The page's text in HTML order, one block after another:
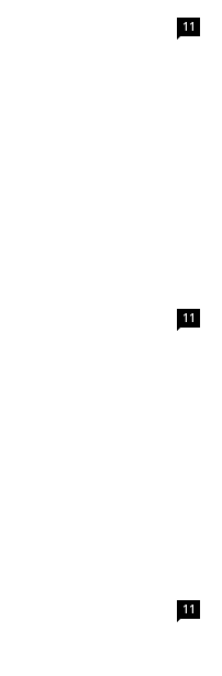
11
11
11